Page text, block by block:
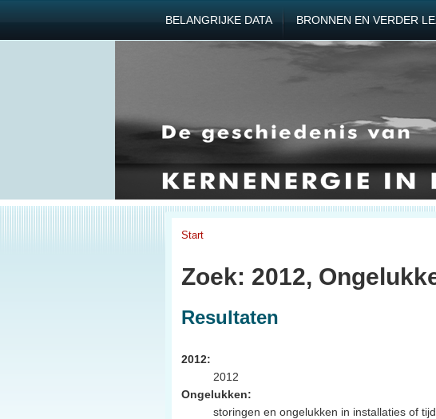
BELANGRIJKE DATA BRONNEN EN VERDER
Start
Zoek: 2012,
Resultaten
2012:
2012
Ongelukken:
storingen en ongelukken in installaties of